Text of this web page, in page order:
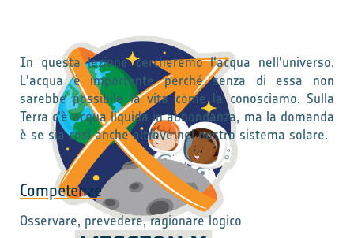
In questa lezione cercheremo l'acqua nell'universo.
L'acqua è importante perché senza di essa non
sarebbe possibile la vita come la conosciamo. Sulla
Terra c'è acqua liquida in abbondanza, ma la domanda
è se sia così anche altrove nel nostro sistema solare.
Competenze
Osservare, prevedere, ragionare logico